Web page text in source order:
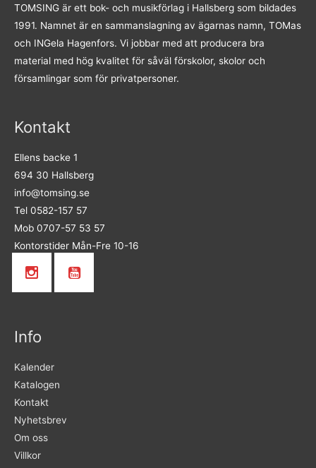
TOMSING är ett bok- och musikförlag i Hallsberg som bildades
1991. Namnet är en sammanslagning av ägarnas namn, TOMas
och INGela Hagenfors. Vi jobbar med att producera bra
material med hög kvalitet för såväl förskolor, skolor och
församlingar som för privatpersoner.
Kontakt
Ellens backe 1
694 30 Hallsberg
info@tomsing.se
Tel 0582-157 57
Mob 0707-57 53 57
Kontorstider Mån-Fre 10-16
Info
Kalender
Katalogen
Kontakt
Nyhetsbrev
Om oss
Villkor